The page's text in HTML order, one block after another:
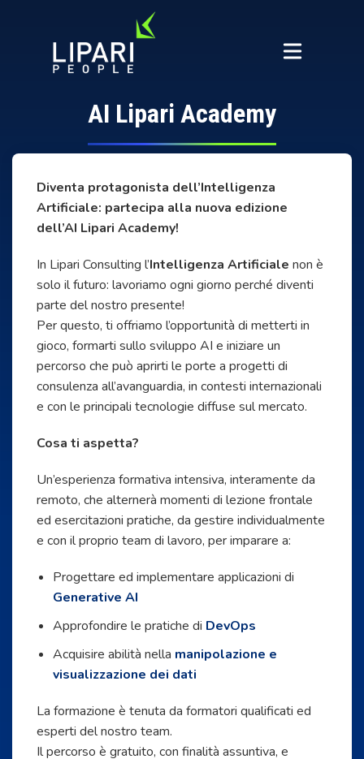
AI Lipari Academy
Diventa protagonista dell’Intelligenza
Artificiale: partecipa alla nuova edizione
dell’AI Lipari Academy!
In Lipari Consulting l’Intelligenza Artificiale non è
solo il futuro: lavoriamo ogni giorno perché diventi
parte del nostro presente!
Per questo, ti offriamo l’opportunità di metterti in
gioco, formarti sullo sviluppo AI e iniziare un
percorso che può aprirti le porte a progetti di
consulenza all’avanguardia, in contesti internazionali
e con le principali tecnologie diffuse sul mercato.
Cosa ti aspetta?
Un’esperienza formativa intensiva, interamente da
remoto, che alternerà momenti di lezione frontale
ed esercitazioni pratiche, da gestire individualmente
e con il proprio team di lavoro, per imparare a:
Progettare ed implementare applicazioni di
Generative AI
Approfondire le pratiche di DevOps
Acquisire abilità nella manipolazione e
visualizzazione dei dati
La formazione è tenuta da formatori qualificati ed
esperti del nostro team.
Il percorso è gratuito, con finalità assuntiva, e